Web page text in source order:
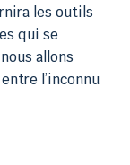
les outils
qui se
allons
l’inconnu